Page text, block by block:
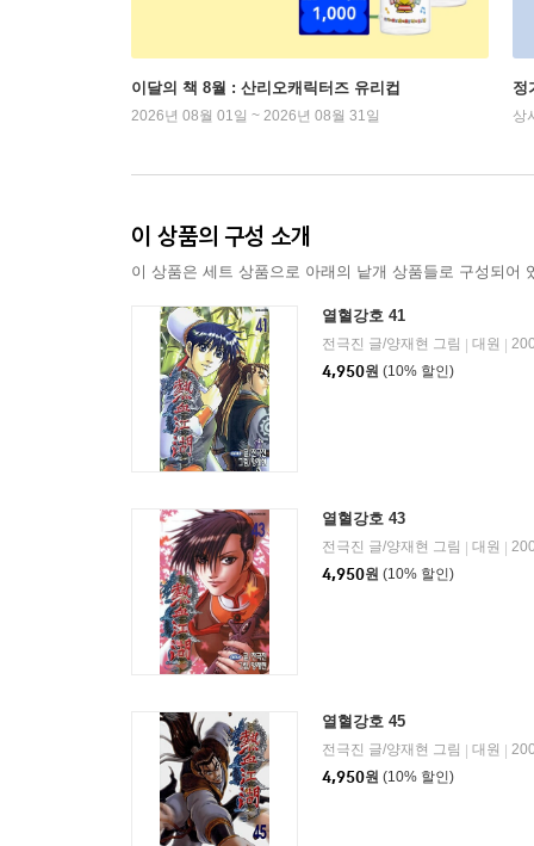
이달의 책 8월 : 산리오캐릭터즈 유리컵
2026년 08월 01일 ~ 2026년 08월 31일
정
상
이 상품의 구성 소개
이 상품은 세트 상품으로 아래의 낱개 상품들로 구성되어
열혈강호 41
전극진 글/양재현 그림 대원
4,950원 (10% 할인)
열혈강호 43
전극진 글/양재현 그림 대원
4,950원 (10% 할인)
열혈강호 45
전극진 글/양재현 그림 대원
4,950원 (10% 할인)